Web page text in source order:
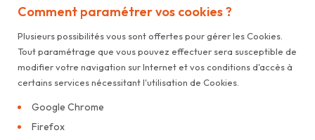
Comment paramétrer vos cookies ?
Plusieurs possibilités vous sont offertes pour gérer les Cookies.
Tout paramétrage que vous pouvez effectuer sera susceptible de
modifier votre navigation sur Internet et vos conditions d'accès à
certains services nécessitant l'utilisation de Cookies.
Google Chrome
Firefox